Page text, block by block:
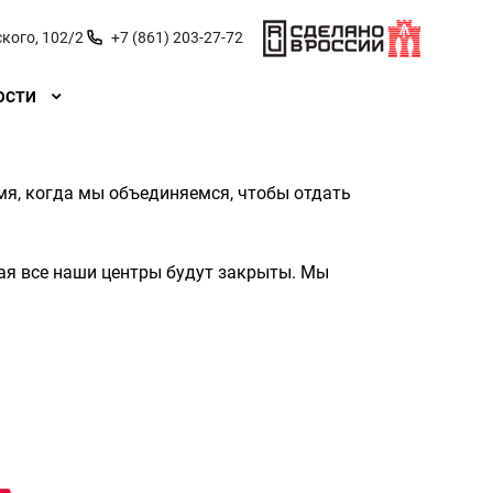
102/2 +7 (861) 203-27-72
когда мы объединяемся, чтобы отдать
все наши центры будут закрыты. Мы